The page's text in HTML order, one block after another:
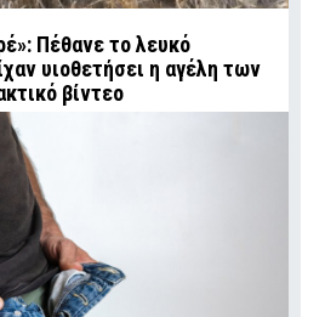
Πέθανε το λευκό
υιοθετήσει η αγέλη των
βίντεο